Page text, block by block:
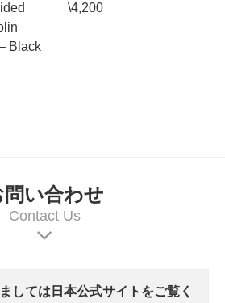
Black
\4,200
問い合わせ
Contact Us
しては日本公式サイトをご覧く